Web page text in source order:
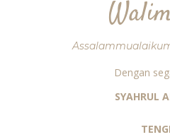
Dengan
SYAHRUL